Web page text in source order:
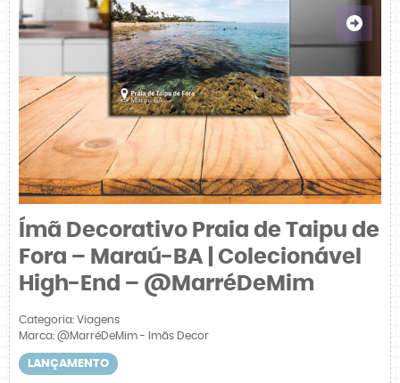
Ímã Decorativo Praia de Taipu de
Fora – Maraú-BA | Colecionável
High-End – @MarréDeMim
Categoria: Viagens
Marca: @MarréDeMim - Imãs Decor
LANÇAMENTO